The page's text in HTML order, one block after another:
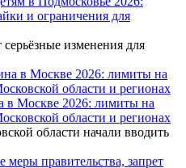
и ограничения для
изменения для
в Москве 2026: лимиты на
области и регионах
области начали вводить